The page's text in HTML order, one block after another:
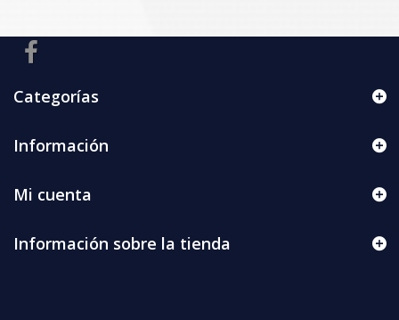
Categorías
Información
Mi cuenta
Información sobre la tienda